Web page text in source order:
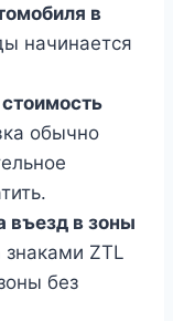
в
начинается
обычно
въезд в зоны
знаками ZTL
без